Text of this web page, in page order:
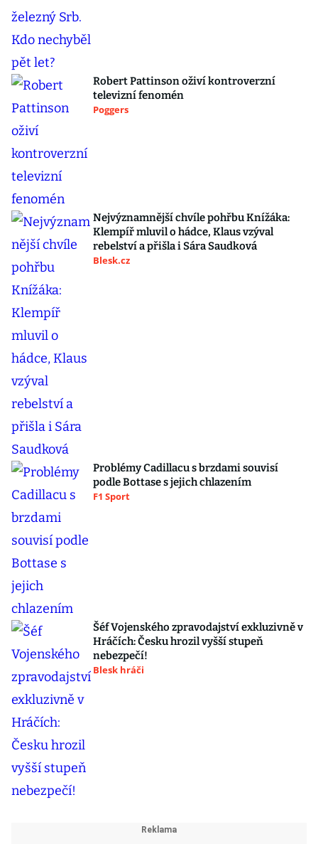
Robert Pattinson oživí kontroverzní
televizní fenomén
Poggers
Nejvýznamnější chvíle pohřbu Knížáka:
Klempíř mluvil o hádce, Klaus vzýval
rebelství a přišla i Sára Saudková
Blesk.cz
Problémy Cadillacu s brzdami souvisí
podle Bottase s jejich chlazením
F1 Sport
Šéf Vojenského zpravodajství exkluzivně v
Hráčích: Česku hrozil vyšší stupeň
nebezpečí!
Blesk hráči